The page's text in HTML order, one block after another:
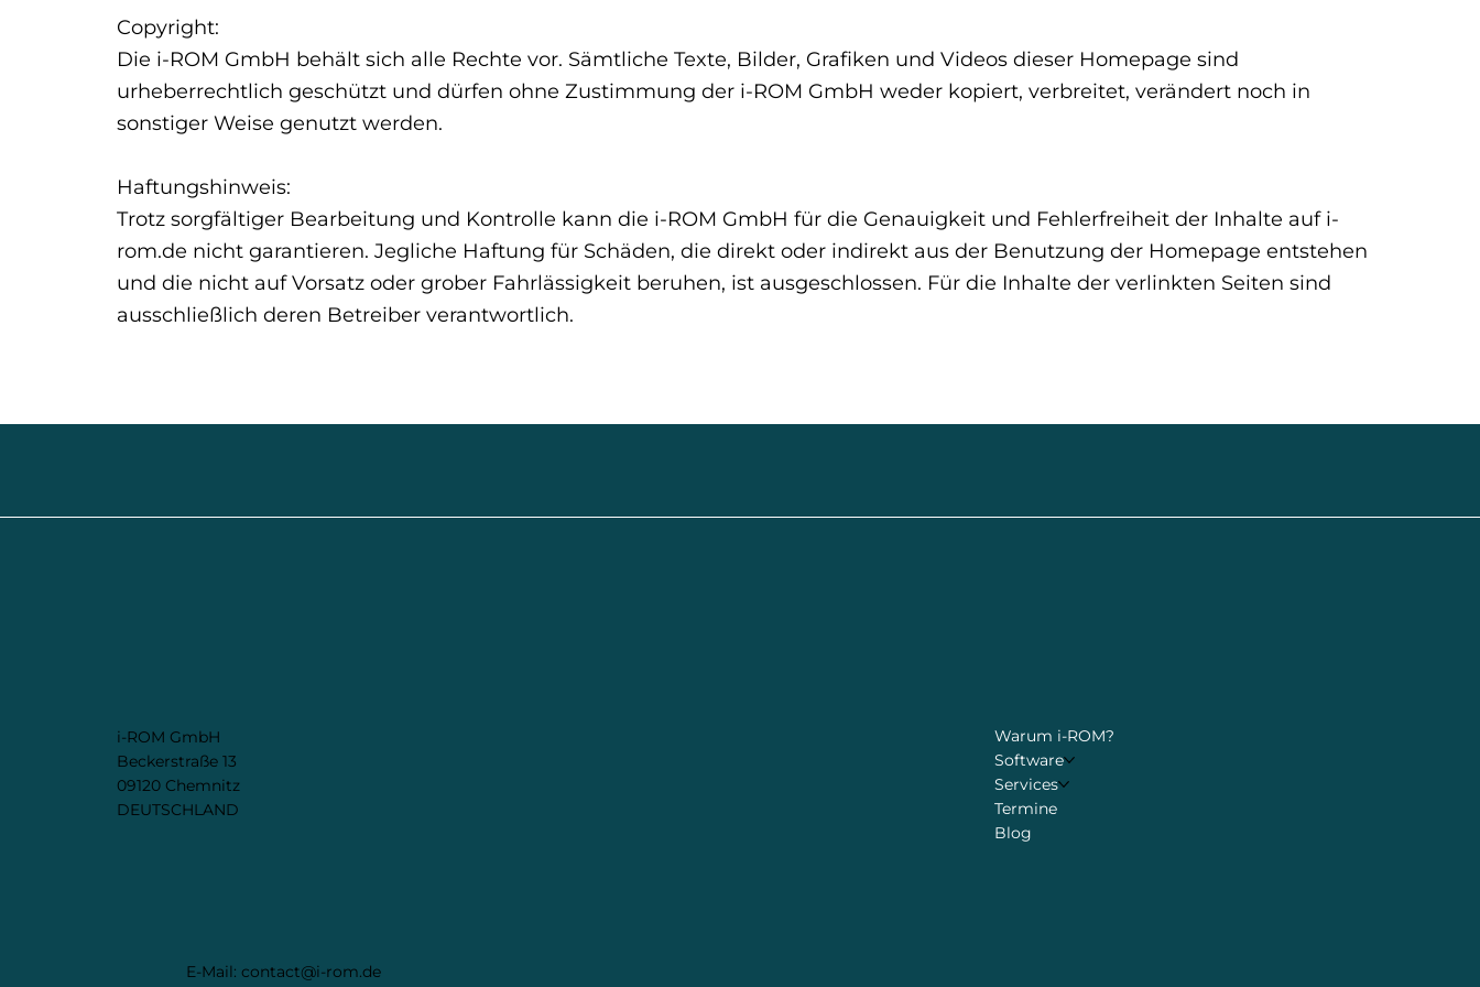
Copyright:
Die i-ROM GmbH behält sich alle Rechte vor. Sämtliche Texte, Bilder, Grafiken und Videos dieser Homepage sind
urheberrechtlich geschützt und dürfen ohne Zustimmung der i-ROM GmbH weder kopiert, verbreitet, verändert noch in
sonstiger Weise genutzt werden.
Haftungshinweis:
Trotz sorgfältiger Bearbeitung und Kontrolle kann die i-ROM GmbH für die Genauigkeit und Fehlerfreiheit der Inhalte auf i-
rom.de nicht garantieren. Jegliche Haftung für Schäden, die direkt oder indirekt aus der Benutzung der Homepage entstehen
und die nicht auf Vorsatz oder grober Fahrlässigkeit beruhen, ist ausgeschlossen. Für die Inhalte der verlinkten Seiten sind
ausschließlich deren Betreiber verantwortlich.
i-ROM GmbH
Beckerstraße 13
09120 Chemnitz
DEUTSCHLAND
Warum i-ROM?
Software
Services
Termine
Blog
E-Mail: contact@i-rom.de